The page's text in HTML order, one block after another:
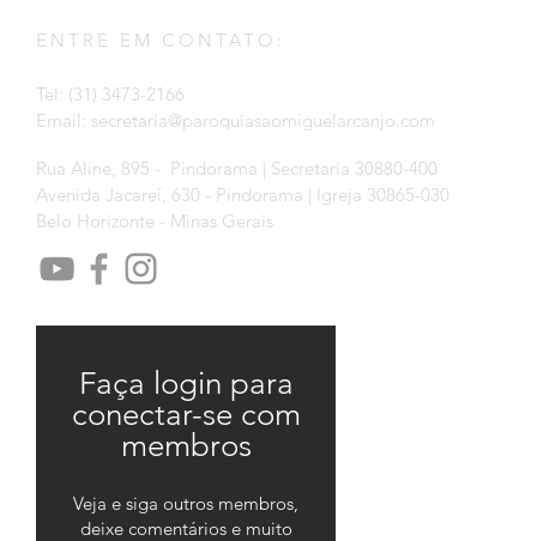
ENTRE EM CONTATO:
Tel: (31) 3473-2166
Email: secretaria@paroquiasaomiguelarcanjo.com
Rua Aline, 895 - Pindorama | Secretaria 30880-400
Avenida Jacareí, 630 - Pindorama | Igreja 30865-030
Belo Horizonte - Minas Gerais
Faça login para
conectar-se com
membros
Veja e siga outros membros,
deixe comentários e muito